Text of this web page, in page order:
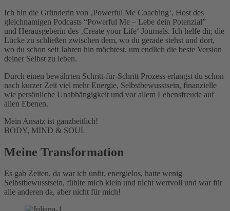
Ich bin die Gründerin von ‚Powerful Me Coaching‘, Host des
gleichnamigen Podcasts “Powerful Me – Lebe dein Potenzial”
und Herausgeberin des ‚Create your Life‘ Journals. Ich helfe dir, die
Lücke zu schließen zwischen dem, wo du gerade stehst und dort,
wo du schon seit Jahren hin möchtest, um endlich die beste Version
deiner Selbst zu leben.
Durch einen bewährten Schritt-für-Schritt Prozess erlangst du schon
nach kurzer Zeit viel mehr Energie, Selbstbewusstsein, finanzielle
wie persönliche Unabhängigkeit und vor allem Lebensfreude auf
allen Ebenen.
Mein Ansatz ist ganzheitlich!
BODY, MIND & SOUL
Meine Transformation
Es gab Zeiten, da war ich unfit, energielos, hatte wenig
Selbstbewusstsein, fühlte mich klein und nicht wertvoll und war für
alle anderen da, aber nicht für mich!